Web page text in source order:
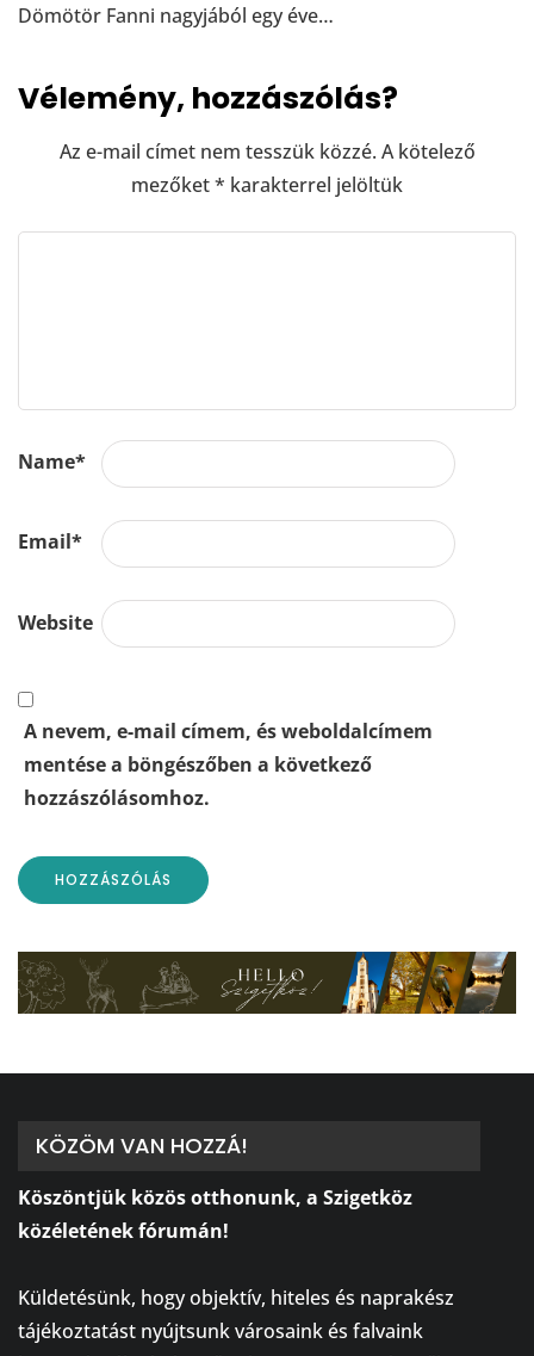
Dömötör Fanni nagyjából egy éve…
Vélemény, hozzászólás?
Az e-mail címet nem tesszük közzé. A kötelező
mezőket* karakterrel jelöltük
Name*
Email*
Website
A nevem, e-mail címem, és weboldalcímem
mentése a böngészőben a következő
hozzászólásomhoz.
KÖZÖM VAN HOZZÁ!
Köszöntjük közös otthonunk, a Szigetköz
közéletének fórumán!
Küldetésünk, hogy objektív, hiteles és naprakész
tájékoztatást nyújtsunk városaink és falvaink